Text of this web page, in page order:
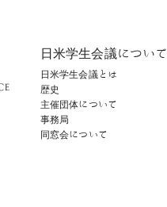
日米学生会議について
日米学生会議とは
歴史
主催団体について
事務局
同窓会について